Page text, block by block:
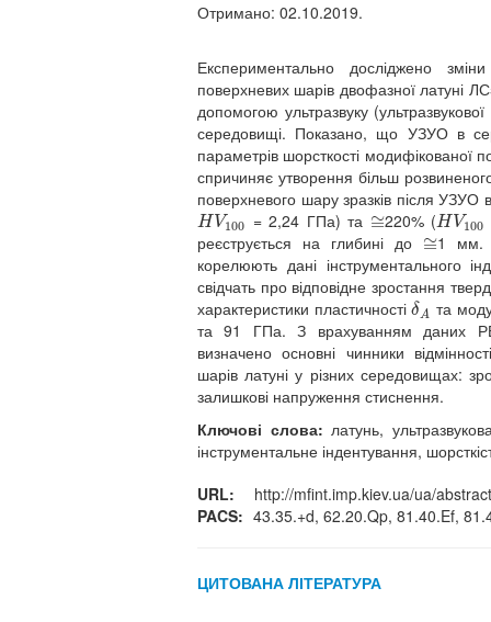
Отримано: 02.10.2019.
Експериментально досліджено
поверхневих шарів двофазної латуні
допомогою ультразвуку
середовищі. Показано, що УЗУО в
параметрів шорсткості модифікованої
спричиняє утворення більш
поверхневого шару зразків після УЗУО
H V100
HV100 = 2,24 ГПа) та ≅
≅220% (H V100
HV100
реєструється на глибині до ≅
≅1 мм. З
корелюють дані інструментального
свідчать про відповідне зростання
характеристики пластичностіδA
δA та
та 91 ГПа. З врахуванням даних РЕМ
визначено основні чинники
шарів латуні у різних середовищах:
залишкові напруження стиснення.
Ключові слова: латунь,
інструментальне індентування,
URL:
http://mfint.imp.kiev.ua/ua/
PACS: 43.35.+d, 62.20.Qp, 81.40.Ef,
ЦИТОВАНА ЛІТЕРАТУРА